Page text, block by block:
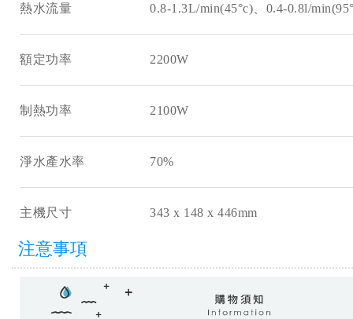
熱水流量 0.8-1.3L/min(45°c)、0.4-0.8l/
額定功率 2200W
制熱功率 2100W
淨水產水率 70%
主機尺寸 343 x 148 x 446mm
注意事項